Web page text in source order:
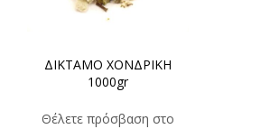
ΔΙΚΤΑΜΟ ΧΟΝΔΡΙΚΗ
1000gr
Θέλετε πρόσβαση στο